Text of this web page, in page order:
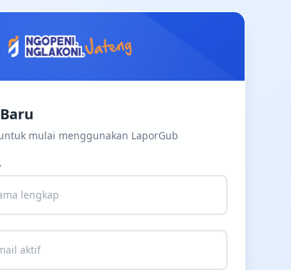
mulai menggunakan LaporGub